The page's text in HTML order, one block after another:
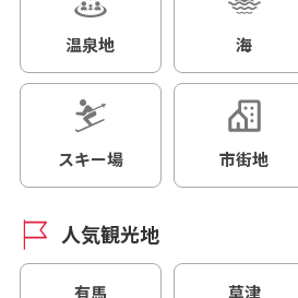
温泉地 海
スキー場 市街地
人気観光地
有馬 草津